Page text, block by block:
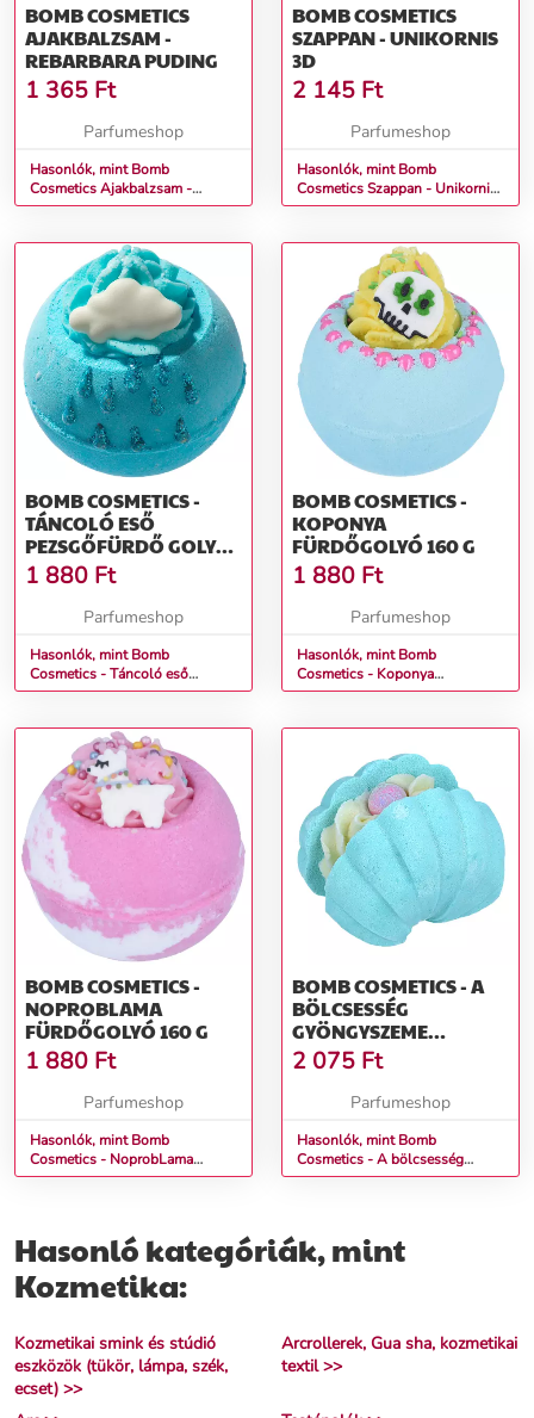
BOMB COSMETICS
AJAKBALZSAM -
REBARBARA PUDING
1 365 Ft
Parfumeshop
Hasonlók, mint Bomb
Cosmetics Ajakbalzsam -
Rebarbara puding
BOMB COSMETICS
SZAPPAN - UNIKORNIS
3D
2 145 Ft
Parfumeshop
Hasonlók, mint Bomb
Cosmetics Szappan - Unikornis
3D
BOMB COSMETICS -
TÁNCOLÓ ESŐ
PEZSGŐFÜRDŐ GOLYÓ
160 G
1 880 Ft
Parfumeshop
Hasonlók, mint Bomb
Cosmetics - Táncoló eső
Pezsgőfürdő golyó 160 g
BOMB COSMETICS -
KOPONYA
FÜRDŐGOLYÓ 160 G
1 880 Ft
Parfumeshop
Hasonlók, mint Bomb
Cosmetics - Koponya
Fürdőgolyó 160 g
BOMB COSMETICS -
NOPROBLAMA
FÜRDŐGOLYÓ 160 G
1 880 Ft
Parfumeshop
Hasonlók, mint Bomb
Cosmetics - NoprobLama
Fürdőgolyó 160 g
BOMB COSMETICS - A
BÖLCSESSÉG
GYÖNGYSZEME
FÜRDŐGOLYÓ 160 G
2 075 Ft
Parfumeshop
Hasonlók, mint Bomb
Cosmetics - A bölcsesség
gyöngyszeme Fürdőgolyó 160 g
Hasonló kategóriák, mint
Kozmetika:
Kozmetikai smink és stúdió
eszközök (tükör, lámpa, szék,
ecset) >>
Arcrollerek, Gua sha, kozmetikai
textil >>